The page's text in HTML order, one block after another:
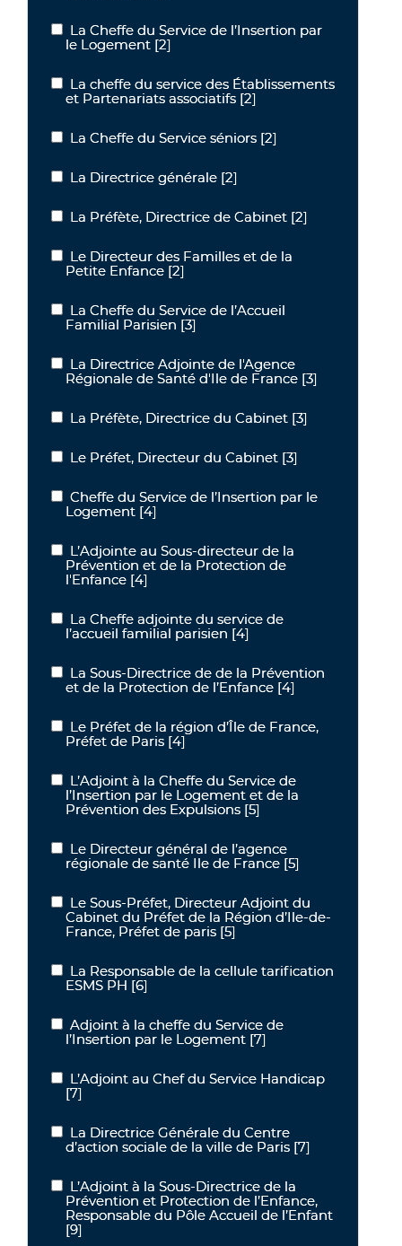
La Cheffe du Service de l’Insertion par le Logement
La Cheffe du Service de l’Insertion par
le Logement [2]
La cheffe du service des Établissements et Partenariats associatifs
La cheffe du service des Établissements
et Partenariats associatifs [2]
La Cheffe du Service séniors
La Cheffe du Service séniors [2]
La Directrice générale
La Directrice générale [2]
La Préfète, Directrice de Cabinet
La Préfète, Directrice de Cabinet [2]
Le Directeur des Familles et de la Petite Enfance
Le Directeur des Familles et de la
Petite Enfance [2]
La Cheffe du Service de l’Accueil Familial Parisien
La Cheffe du Service de l’Accueil
Familial Parisien [3]
La Directrice Adjointe de l'Agence Régionale de Santé d'Ile de
La Directrice Adjointe de l'Agence
Régionale de Santé d'Ile de France [3]
La Préfète, Directrice du Cabinet
La Préfète, Directrice du Cabinet [3]
Le Préfet, Directeur du Cabinet
Le Préfet, Directeur du Cabinet [3]
Cheffe du Service de l’Insertion par le Logement
Cheffe du Service de l’Insertion par le
Logement [4]
L’Adjointe au Sous-directeur de la Prévention et de la Protection
L’Adjointe au Sous-directeur de la
Prévention et de la Protection de
l'Enfance [4]
La Cheffe adjointe du service de l’accueil familial parisien
La Cheffe adjointe du service de
l’accueil familial parisien [4]
La Sous-Directrice de de la Prévention et de la Protection de
La Sous-Directrice de de la Prévention
et de la Protection de l’Enfance [4]
Le Préfet de la région d’Île de France, Préfet de Paris
Le Préfet de la région d’Île de France,
Préfet de Paris [4]
L’Adjoint à la Cheffe du Service de l’Insertion par le Logement et
L’Adjoint à la Cheffe du Service de
l’Insertion par le Logement et de la
Prévention des Expulsions [5]
Le Directeur général de l’agence régionale de santé Ile de France
Le Directeur général de l’agence
régionale de santé Ile de France [5]
Le Sous-Préfet, Directeur Adjoint du Cabinet du Préfet de la
Le Sous-Préfet, Directeur Adjoint du
Cabinet du Préfet de la Région d’Ile-de-
France, Préfet de paris [5]
La Responsable de la cellule tarification ESMS PH
La Responsable de la cellule tarification
ESMS PH [6]
Adjoint à la cheffe du Service de l’Insertion par le Logement
Adjoint à la cheffe du Service de
l’Insertion par le Logement [7]
L’Adjoint au Chef du Service Handicap
L’Adjoint au Chef du Service Handicap
[7]
La Directrice Générale du Centre d’action sociale de la ville de
La Directrice Générale du Centre
d’action sociale de la ville de Paris [7]
L’Adjoint à la Sous-Directrice de la Prévention et Protection de
L’Adjoint à la Sous-Directrice de la
Prévention et Protection de l’Enfance,
Responsable du Pôle Accueil de l’Enfant
[9]